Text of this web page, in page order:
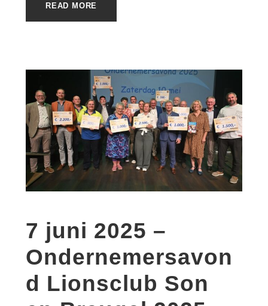
READ MORE
7 juni 2025 –
Ondernemersavon
d Lionsclub Son